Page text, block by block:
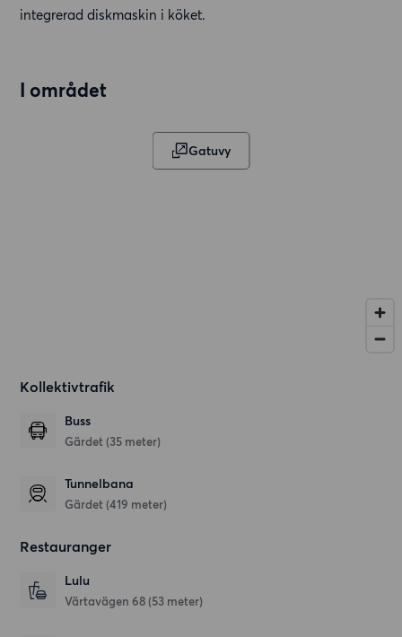
integrerad diskmaskin i köket.
I området
Gatuvy
Kollektivtrafik
Buss
Gärdet (35 meter)
Tunnelbana
Gärdet (419 meter)
Restauranger
Lulu
Värtavägen 68 (53 meter)